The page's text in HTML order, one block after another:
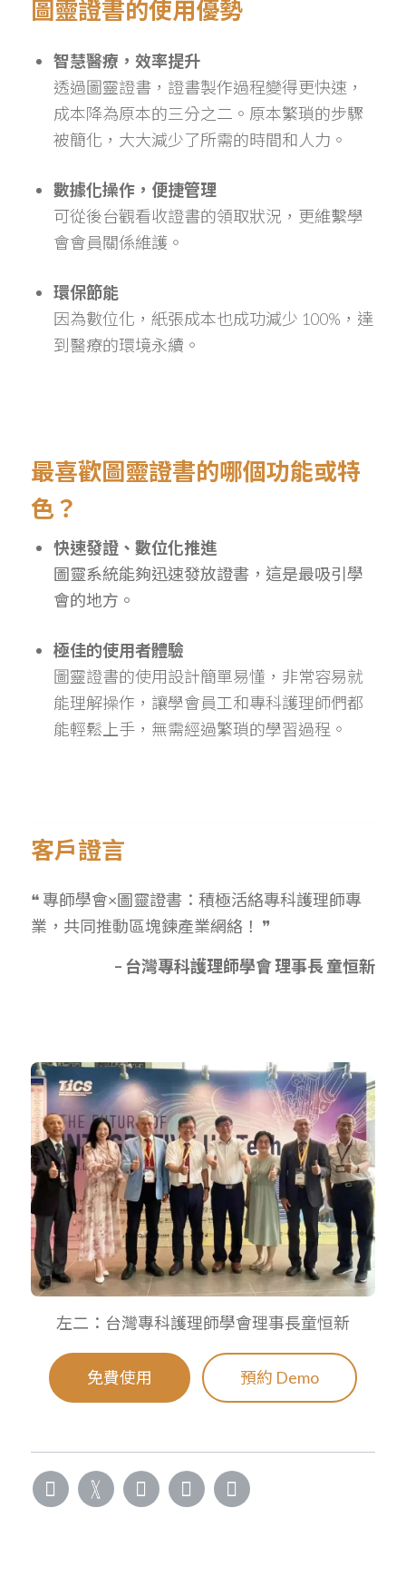
圖靈證書的使用優勢
智慧醫療，效率提升
透過圖靈證書，證書製作過程變得更快速，
成本降為原本的三分之二。原本繁瑣的步驟
被簡化，大大減少了所需的時間和人力。
數據化操作，便捷管理
可從後台觀看收證書的領取狀況，更維繫學
會會員關係維護。
環保節能
因為數位化，紙張成本也成功減少 100%，達
到醫療的環境永續。
最喜歡圖靈證書的哪個功能或特
色？
快速發證、數位化推進
圖靈系統能夠迅速發放證書，這是最吸引學
會的地方。
極佳的使用者體驗
圖靈證書的使用設計簡單易懂，非常容易就
能理解操作，讓學會員工和專科護理師們都
能輕鬆上手，無需經過繁瑣的學習過程。
客戶證言
❝ 專師學會×圖靈證書：積極活絡專科護理師專
業，共同推動區塊鍊產業網絡！ ❞
– 台灣專科護理師學會 理事長 童恒新
左二：台灣專科護理師學會理事長童恒新
免費使用 預約 Demo